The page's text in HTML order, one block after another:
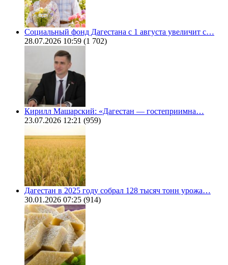
Социальный фонд Дагестана с 1 августа увеличит с…
28.07.2026 10:59 (1 702)
Кирилл Машарский: «Дагестан — гостеприимна…
23.07.2026 12:21 (959)
Дагестан в 2025 году собрал 128 тысяч тонн урожа…
30.01.2026 07:25 (914)